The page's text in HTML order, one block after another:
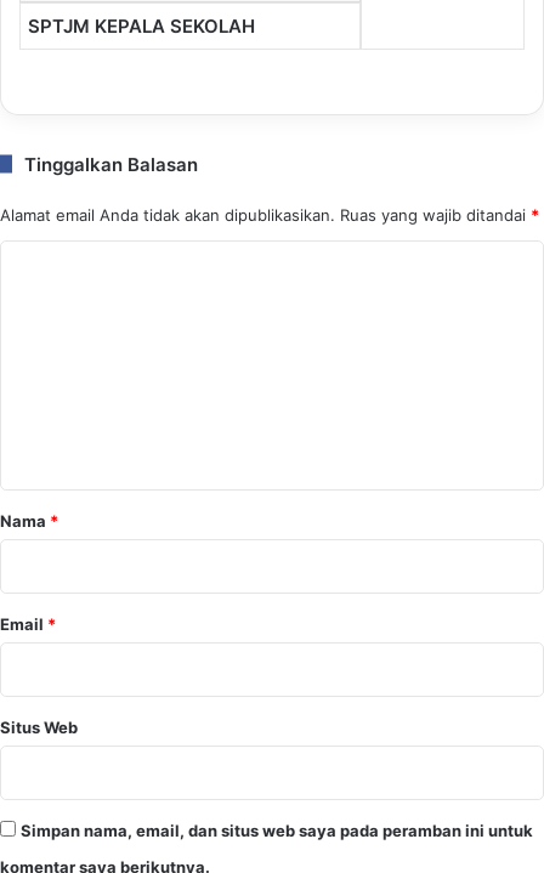
SPTJM KEPALA SEKOLAH
Tinggalkan Balasan
Alamat email Anda tidak akan dipublikasikan. Ruas yang wajib ditandai *
rNama *
Email *
Situs Web
Simpan nama, email, dan situs web saya pada peramban ini untuk
komentar saya berikutnya.